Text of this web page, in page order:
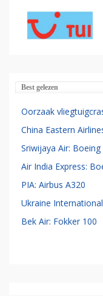
Best gelezen
Oorzaak
China Eastern
Sriwijaya Air: Boeing
Air India Express:
PIA: Airbus A320
Ukraine
Bek Air: Fokker 100